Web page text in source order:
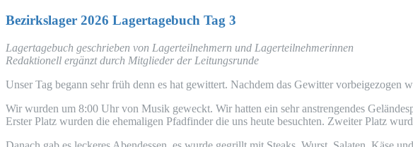
Bezirks­la­ger 2026 Lager­ta­ge­buch Tag 3
Lager­ta­ge­buch geschrie­ben von Lager­teil­neh­mern und Lagerteilnehmerinnen
Redak­tio­nell ergänzt durch Mit­glie­der der Leitungsrunde
Unser Tag begann sehr früh denn es hat gewit­tert. Nach­dem das Gewit­ter vor­bei­ge­zo­gen
Wir wur­den um 8:00 Uhr von Musik geweckt. Wir hat­ten ein sehr anstren­gen­des
Ers­ter Platz wur­den die ehe­ma­li­gen Pfad­fin­der die uns heu­te besuch­ten. Zwei­ter Platz